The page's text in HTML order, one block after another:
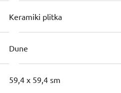
Keramiki plitka
Dune
59,4 x 59,4 sm